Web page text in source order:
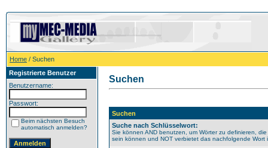
Home / Suchen
Registrierte Benutzer
Benutzername:
Passwort:
Beim nächsten Besuch
automatisch anmelden?
Suchen
Suchen
Suche nach Schlüsselwort:
Sie können AND benutzen, um Wörter zu definieren,
sein können und NOT verbietet das nachfolgende Wort